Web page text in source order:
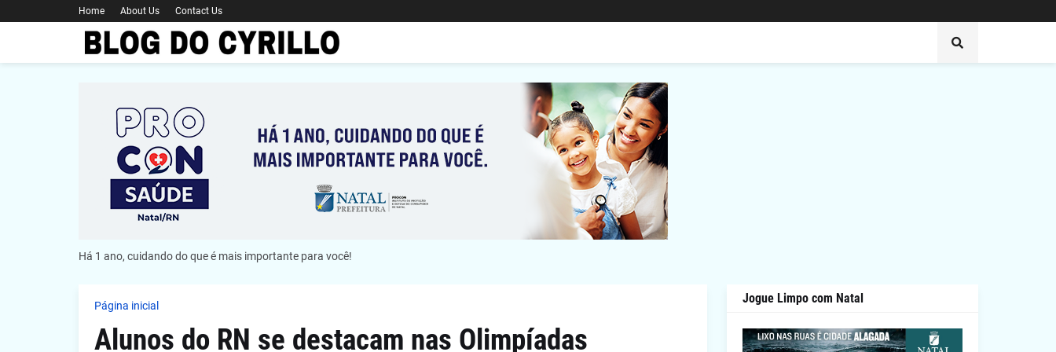
Home About Us Contact Us
Há 1 ano, cuidando do que é mais importante para você!
Página inicial
Alunos do RN se destacam nas Olimpíadas
Jogue Limpo com Natal